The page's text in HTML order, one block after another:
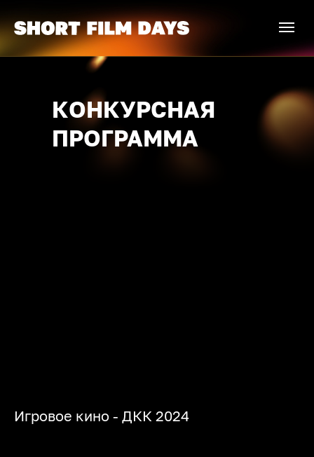
КОНКУРСНАЯ
ПРОГРАММА
Игровое кино - ДКК 2024